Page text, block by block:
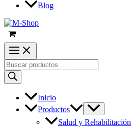
Blog
Búsqueda
de
productos
Inicio
Productos
Salud y Rehabilitación